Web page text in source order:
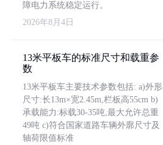
障电力系统稳定运行。
2026年8月4日
13米平板车的标准尺寸和载重参
数
13米平板车主要技术参数包括: a)外形
尺寸:长13m×宽2.45m,栏板高55cm b)
承载能力:标载30-35吨,最大允许总重
49吨 c)符合国家道路车辆外廓尺寸及
轴荷限值标准